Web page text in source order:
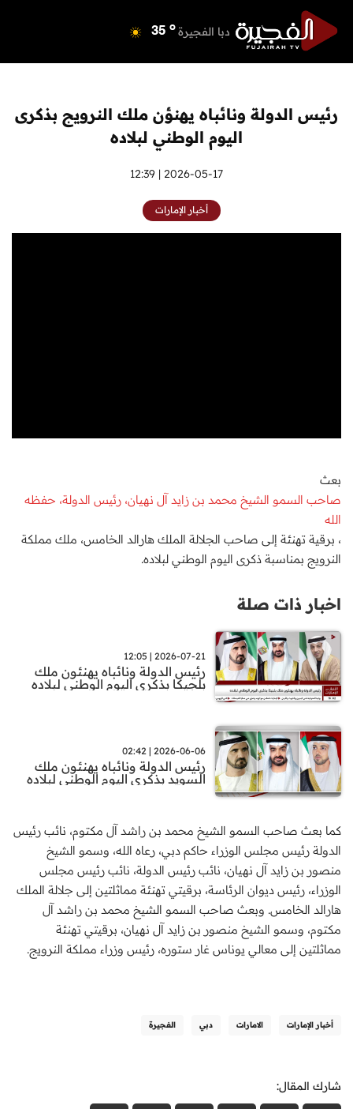
دبا الفجيرة 35 o
أم القيوين 39 o
راس الخيمة 40 o
الفجيرة 34 o
رئيس الدولة ونائباه يهنؤن ملك النرويج بذكرى
اليوم الوطني لبلاده
2026-05-17 | 12:39
أخبار الإمارات
بعث
صاحب السمو الشيخ محمد بن زايد آل نهيان، رئيس الدولة، حفظه
الله
، برقية تهنئة إلى صاحب الجلالة الملك هارالد الخامس، ملك مملكة
النرويج بمناسبة ذكرى اليوم الوطني لبلاده.
اخبار ذات صلة
2026-07-21 | 12:05
رئيس الدولة ونائباه يهنئون ملك
بلجيكا بذكرى اليوم الوطني لبلاده
2026-06-06 | 02:42
رئيس الدولة ونائباه يهنئون ملك
السويد بذكرى اليوم الوطني لبلاده
كما بعث صاحب السمو الشيخ محمد بن راشد آل مكتوم، نائب رئيس
الدولة رئيس مجلس الوزراء حاكم دبي، رعاه الله، وسمو الشيخ
منصور بن زايد آل نهيان، نائب رئيس الدولة، نائب رئيس مجلس
الوزراء، رئيس ديوان الرئاسة، برقيتي تهنئة مماثلتين إلى جلالة الملك
هارالد الخامس. وبعث صاحب السمو الشيخ محمد بن راشد آل
مكتوم، وسمو الشيخ منصور بن زايد آل نهيان، برقيتي تهنئة
مماثلتين إلى معالي يوناس غار ستوره، رئيس وزراء مملكة النرويج.
أخبار الإمارات الامارات دبي الفجيرة
شارك المقال: